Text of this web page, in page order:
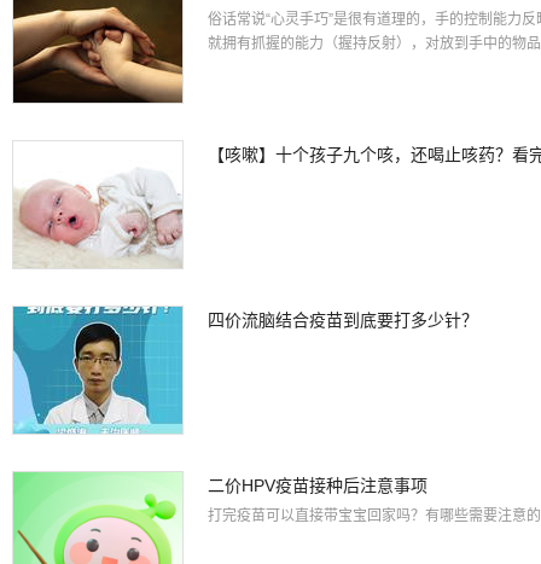
俗话常说“心灵手巧”是很有道理的，手的控制能力
就拥有抓握的能力（握持反射），对放到手中的物
【咳嗽】十个孩子九个咳，还喝止咳药？看
四价流脑结合疫苗到底要打多少针？
二价HPV疫苗接种后注意事项
打完疫苗可以直接带宝宝回家吗？有哪些需要注意